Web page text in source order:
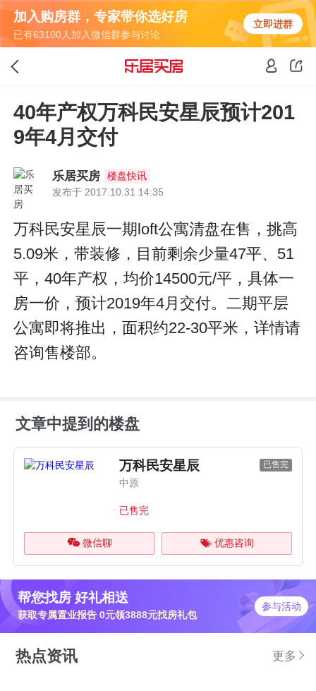
加入购房群，专家带你选好房
已有63100人加入微信群参与讨论
立即进群
40年产权万科民安星辰预计201
9年4月交付
乐居买房
楼盘快讯
发布于 2017.10.31 14:35
万科民安星辰一期loft公寓清盘在售，挑高
5.09米，带装修，目前剩余少量47平、51
平，40年产权，均价14500元/平，具体一
房一价，预计2019年4月交付。二期平层
公寓即将推出，面积约22-30平米，详情请
咨询售楼部。
文章中提到的楼盘
万科民安星辰 已售完
中原
已售完
微信聊 优惠咨询
帮您找房 好礼相送
获取专属置业报告 0元领3888元找房礼包
参与活动
热点资讯 更多